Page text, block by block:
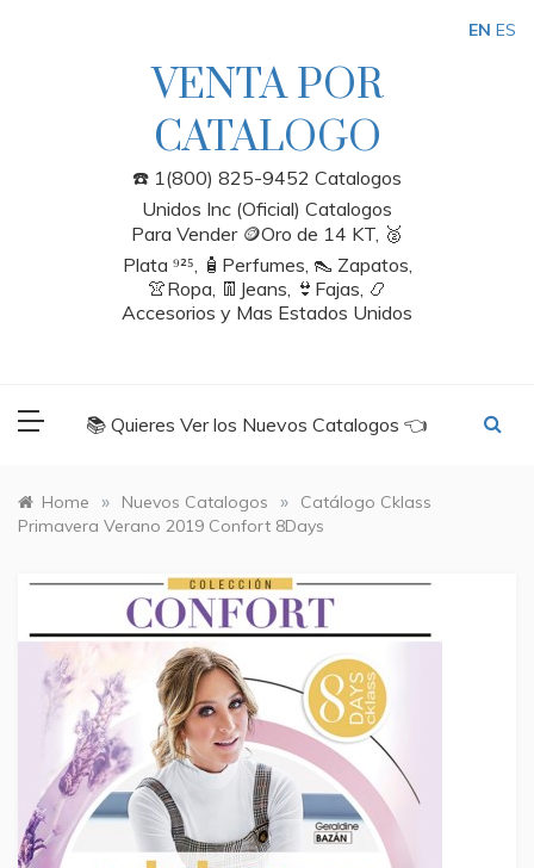
VENTA POR
CATALOGO
☎️ 1(800) 825-9452 Catalogos
Unidos Inc (Oficial) Catalogos
Para Vender 🪙Oro de 14 KT, 🥈
Plata ⁹²⁵, 🧴Perfumes, 👠 Zapatos,
👚Ropa, 👖Jeans, 👙Fajas, 📿
Accesorios y Mas Estados Unidos
📚 Quieres Ver los Nuevos Catalogos 👈
Home » Nuevos Catalogos »
Catálogo Cklass
Primavera Verano 2019 Confort 8Days
EN ES